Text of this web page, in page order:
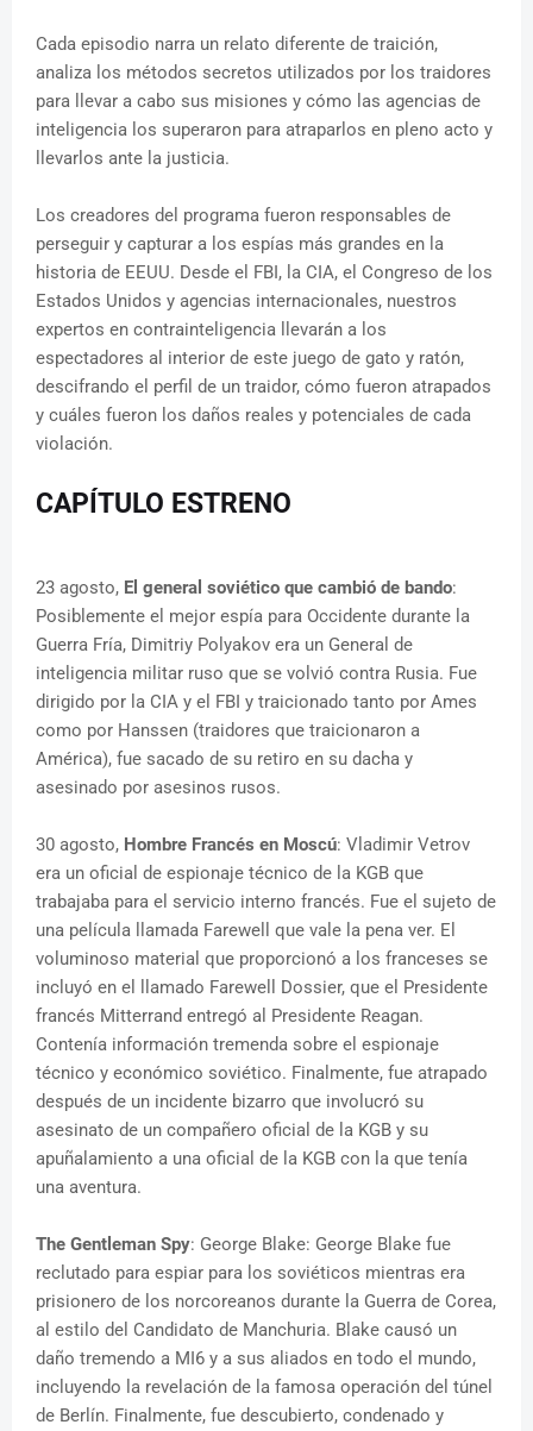
Cada episodio narra un relato diferente de traición,
analiza los métodos secretos utilizados por los traidores
para llevar a cabo sus misiones y cómo las agencias de
inteligencia los superaron para atraparlos en pleno acto y
llevarlos ante la justicia.
Los creadores del programa fueron responsables de
perseguir y capturar a los espías más grandes en la
historia de EEUU. Desde el FBI, la CIA, el Congreso de los
Estados Unidos y agencias internacionales, nuestros
expertos en contrainteligencia llevarán a los
espectadores al interior de este juego de gato y ratón,
descifrando el perfil de un traidor, cómo fueron atrapados
y cuáles fueron los daños reales y potenciales de cada
violación.
CAPÍTULO ESTRENO
23 agosto, El general soviético que cambió de bando:
Posiblemente el mejor espía para Occidente durante la
Guerra Fría, Dimitriy Polyakov era un General de
inteligencia militar ruso que se volvió contra Rusia. Fue
dirigido por la CIA y el FBI y traicionado tanto por Ames
como por Hanssen (traidores que traicionaron a
América), fue sacado de su retiro en su dacha y
asesinado por asesinos rusos.
30 agosto, Hombre Francés en Moscú: Vladimir Vetrov
era un oficial de espionaje técnico de la KGB que
trabajaba para el servicio interno francés. Fue el sujeto de
una película llamada Farewell que vale la pena ver. El
voluminoso material que proporcionó a los franceses se
incluyó en el llamado Farewell Dossier, que el Presidente
francés Mitterrand entregó al Presidente Reagan.
Contenía información tremenda sobre el espionaje
técnico y económico soviético. Finalmente, fue atrapado
después de un incidente bizarro que involucró su
asesinato de un compañero oficial de la KGB y su
apuñalamiento a una oficial de la KGB con la que tenía
una aventura.
The Gentleman Spy: George Blake: George Blake fue
reclutado para espiar para los soviéticos mientras era
prisionero de los norcoreanos durante la Guerra de Corea,
al estilo del Candidato de Manchuria. Blake causó un
daño tremendo a MI6 y a sus aliados en todo el mundo,
incluyendo la revelación de la famosa operación del túnel
de Berlín. Finalmente, fue descubierto, condenado y